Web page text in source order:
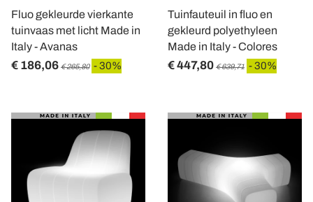
Fluo gekleurde vierkante
tuinvaas met licht Made in
Italy - Avanas
€ 186,06 € 265,80 - 30%
Tuinfauteuil in fluo en
gekleurd polyethyleen
Made in Italy - Colores
€ 447,80 € 639,71 - 30%